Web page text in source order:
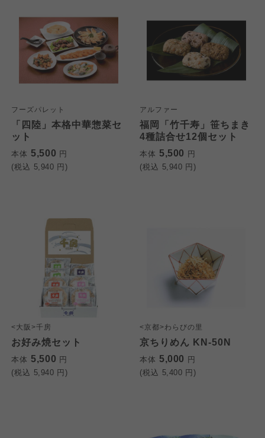
フーズパレット
「四陸」本格中華惣菜セ
ット
本体 5,500 円
(税込 5,940 円)
アルファー
福岡「竹千寿」笹ちまき
4種詰合せ12個セット
本体 5,500 円
(税込 5,940 円)
<大阪>千房
お好み焼セット
本体 5,500 円
(税込 5,940 円)
<京都>わらびの里
京ちりめん KN-50N
本体 5,000 円
(税込 5,400 円)